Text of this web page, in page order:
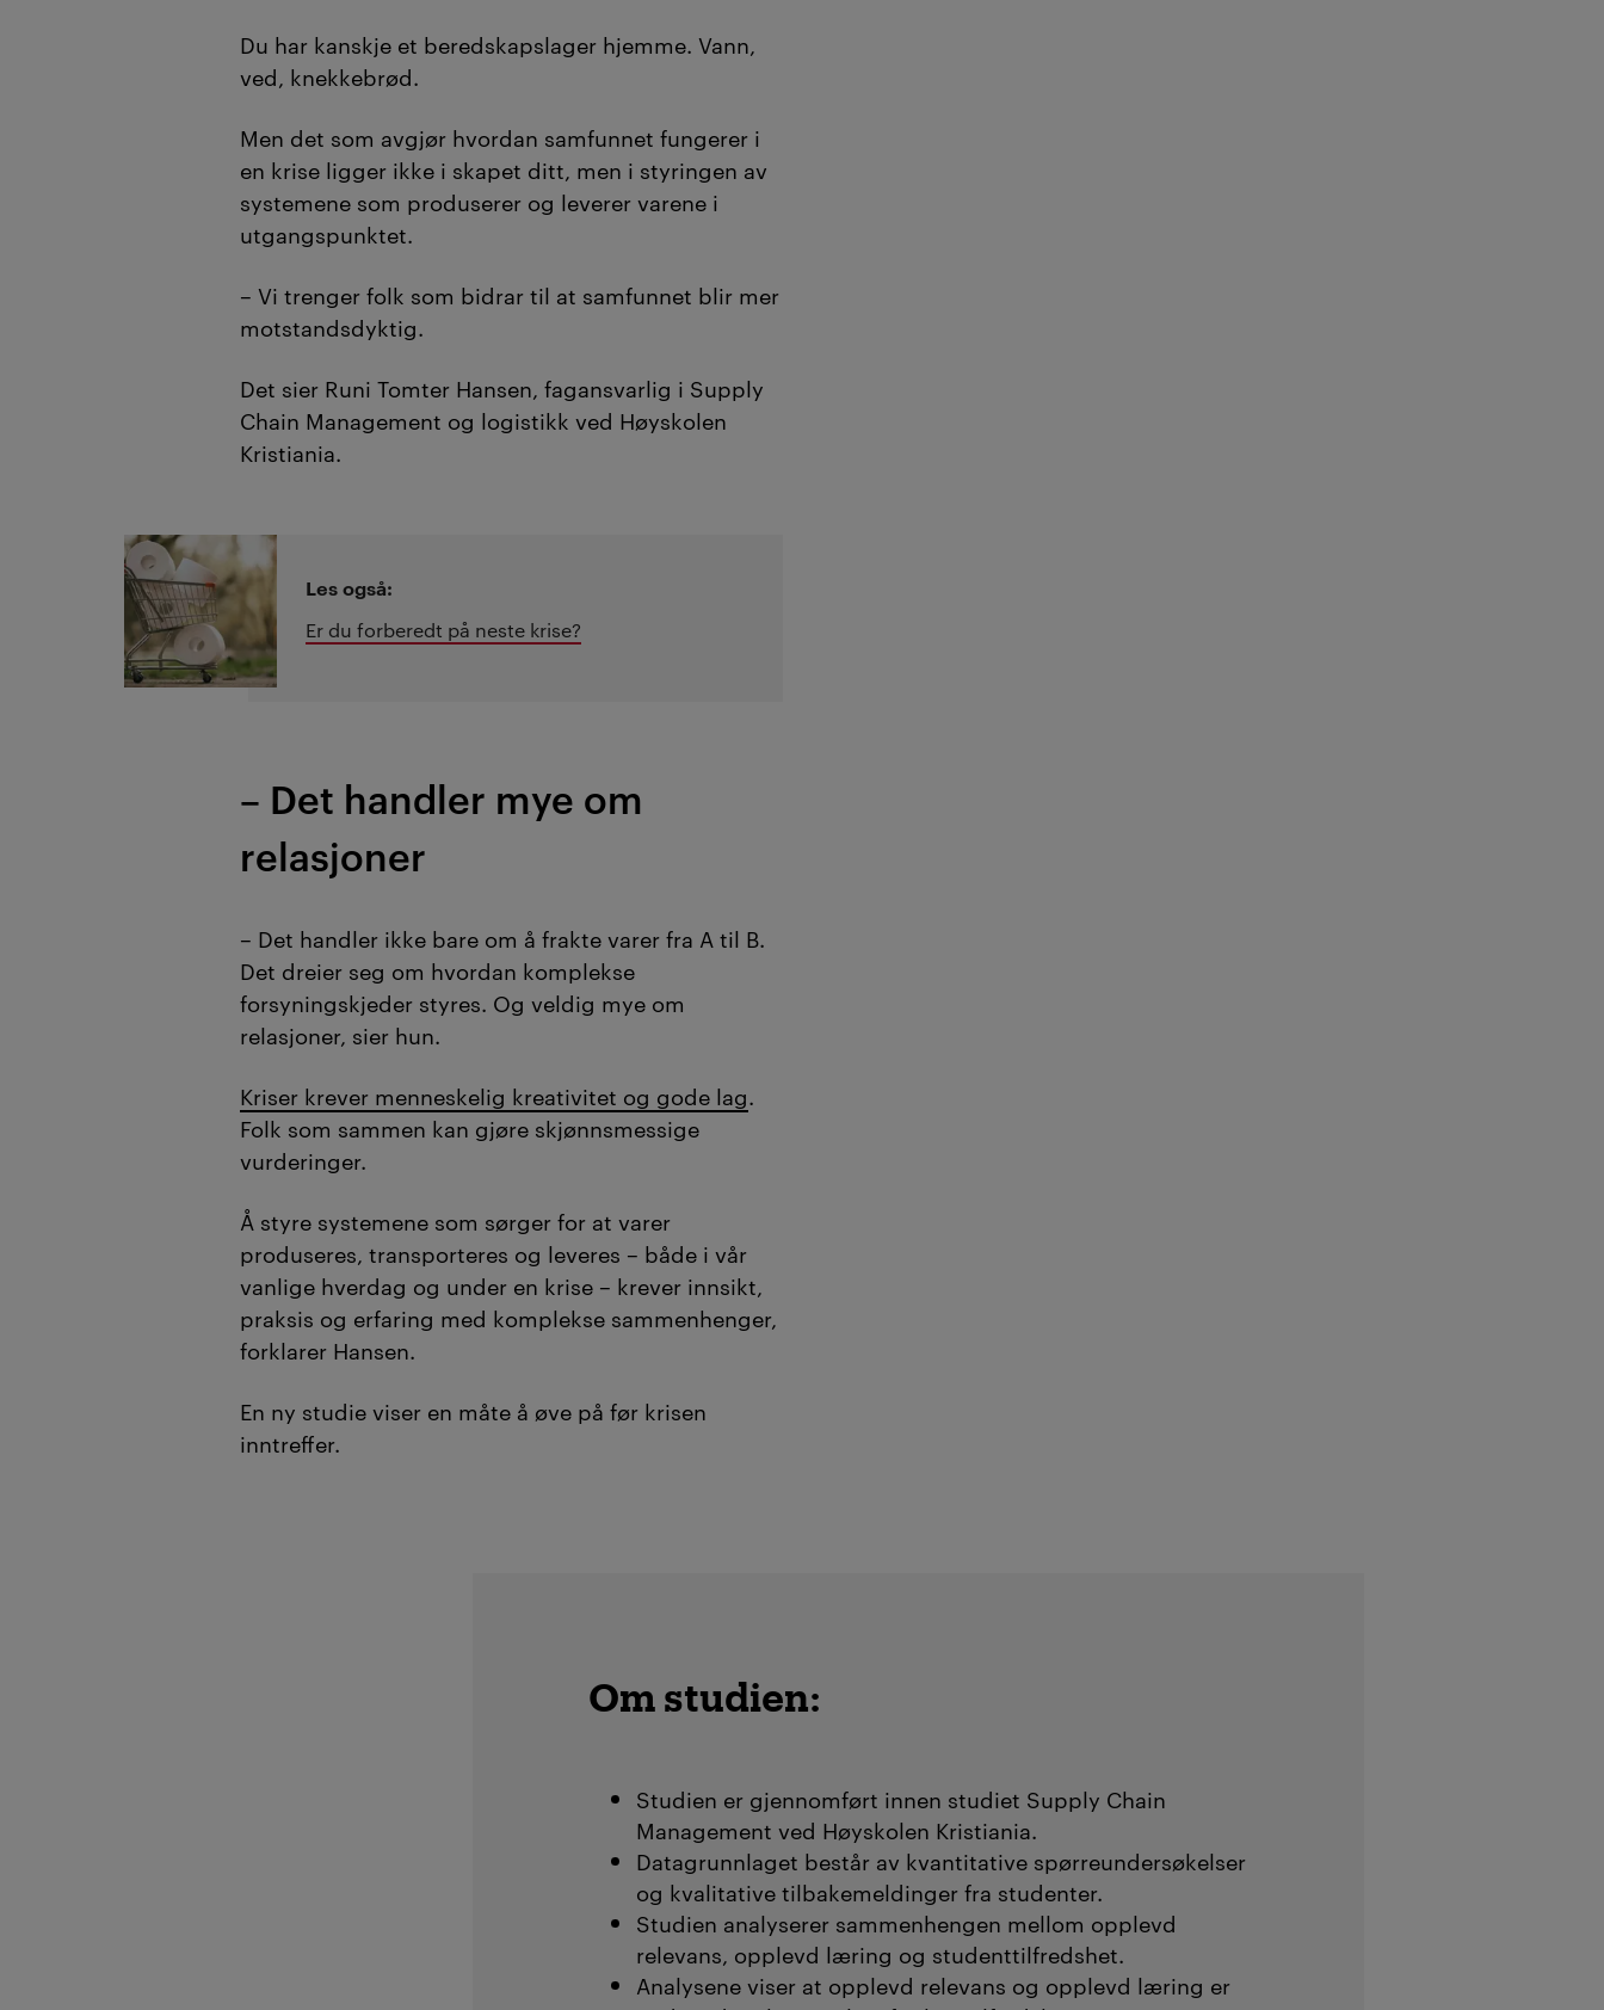
toppledere i komplekse
forsyningskjeder for å trene på
beslutningene som kan holde
samfunnet i gang. Det bidrar til et
mer motstandsdyktig samfunn,
mener Hansen.
Sammendraget er laget av KI og
Du har kanskje et beredskapslager hjemme. Vann,
ved, knekkebrød.
Men det som avgjør hvordan samfunnet fungerer i
en krise ligger ikke i skapet ditt, men i styringen av
systemene som produserer og leverer varene i
utgangspunktet.
– Vi trenger folk som bidrar til at samfunnet blir mer
motstandsdyktig.
Det sier Runi Tomter Hansen, fagansvarlig i Supply
Chain Management og logistikk ved Høyskolen
Kristiania.
Les også:
Er du forberedt på neste krise?
– Det handler mye om
relasjoner
– Det handler ikke bare om å frakte varer fra A til B.
Det dreier seg om hvordan komplekse
forsyningskjeder styres. Og veldig mye om
relasjoner, sier hun.
Kriser krever menneskelig kreativitet og gode lag.
Folk som sammen kan gjøre skjønnsmessige
vurderinger.
Å styre systemene som sørger for at varer
produseres, transporteres og leveres – både i vår
vanlige hverdag og under en krise – krever innsikt,
praksis og erfaring med komplekse sammenhenger,
forklarer Hansen.
En ny studie viser en måte å øve på før krisen
inntreffer.
Om studien:
Studien er gjennomført innen studiet Supply Chain
Management ved Høyskolen Kristiania.
Datagrunnlaget består av kvantitative spørreundersøkelser
og kvalitative tilbakemeldinger fra studenter.
Studien analyserer sammenhengen mellom opplevd
relevans, opplevd læring og studenttilfredshet.
Analysene viser at opplevd relevans og opplevd læring er